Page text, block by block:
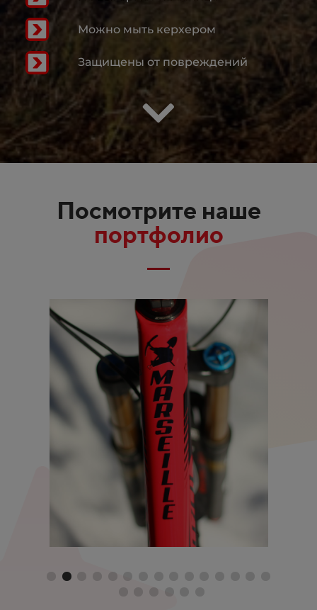
Можно мыть керхером
Защищены от повреждений
Посмотрите наше
портфолио